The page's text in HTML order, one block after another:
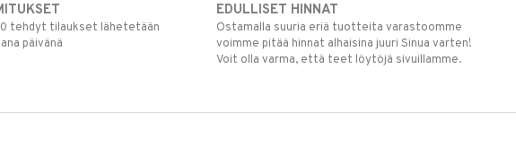
tehdyt tilaukset lähetetään
päivänä
EDULLISET HINNAT
Ostamalla suuria eriä tuotteita varastoomme
voimme pitää hinnat alhaisina juuri Sinua varten!
Voit olla varma, että teet löytöjä sivuillamme.